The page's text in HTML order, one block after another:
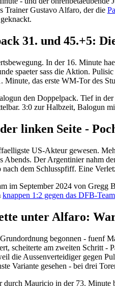
Trainer Gustavo Alfaro, der die
31. und 45.+5:
In der 16. Minute
spaeter sass die Aktion.
Minute, das erste WM-Tor des
den Doppelpack. Tief in
3:0 zur Halbzeit, Balogun
linken Seite -
US-Akteur gewesen.
Abends. Der Argentinier nahm
dem Schlusspfiff. Eine
im September 2024 von
knappen 1:2 gegen das DFB-
unter Alfaro:
begonnen - fuenf
scheiterte am zweiten Schritt -
die Aussenverteidiger gegen
Variante gesehen - bei drei
durch Mauricio in der 73. Minute